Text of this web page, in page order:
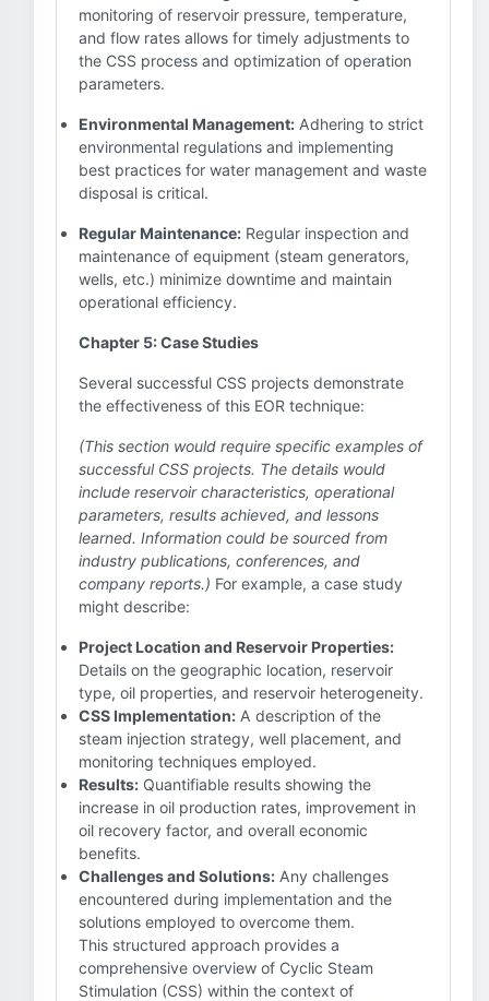
monitoring of reservoir pressure, temperature,
and flow rates allows for timely adjustments to
the CSS process and optimization of operation
parameters.
Environmental Management: Adhering to strict
environmental regulations and implementing
best practices for water management and waste
disposal is critical.
Regular Maintenance: Regular inspection and
maintenance of equipment (steam generators,
wells, etc.) minimize downtime and maintain
operational efficiency.
Chapter 5: Case Studies
Several successful CSS projects demonstrate
the effectiveness of this EOR technique:
(This section would require specific examples of
successful CSS projects. The details would
include reservoir characteristics, operational
parameters, results achieved, and lessons
learned. Information could be sourced from
industry publications, conferences, and
company reports.) For example, a case study
might describe:
Project Location and Reservoir Properties:
Details on the geographic location, reservoir
type, oil properties, and reservoir heterogeneity.
CSS Implementation: A description of the
steam injection strategy, well placement, and
monitoring techniques employed.
Results: Quantifiable results showing the
increase in oil production rates, improvement in
oil recovery factor, and overall economic
benefits.
Challenges and Solutions: Any challenges
encountered during implementation and the
solutions employed to overcome them.
This structured approach provides a
comprehensive overview of Cyclic Steam
Stimulation (CSS) within the context of